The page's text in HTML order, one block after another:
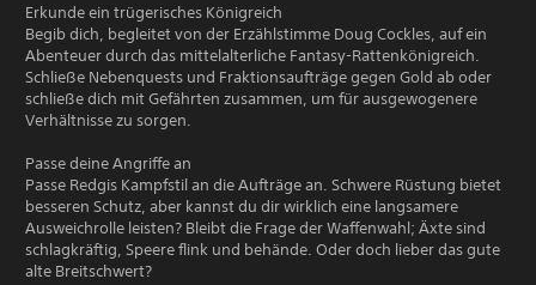
Erkunde ein trügerisches Königreich
Begib dich, begleitet von der Erzählstimme Doug Cockles, auf ein
Abenteuer durch das mittelalterliche Fantasy-Rattenkönigreich.
Schließe Nebenquests und Fraktionsaufträge gegen Gold ab oder
schließe dich mit Gefährten zusammen, um für ausgewogenere
Verhältnisse zu sorgen.
Passe deine Angriffe an
Passe Redgis Kampfstil an die Aufträge an. Schwere Rüstung bietet
besseren Schutz, aber kannst du dir wirklich eine langsamere
Ausweichrolle leisten? Bleibt die Frage der Waffenwahl; Äxte sind
schlagkräftig, Speere flink und behände. Oder doch lieber das gute
alte Breitschwert?